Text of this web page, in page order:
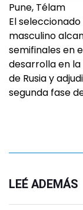
Pune, Télam
El
masculino
semifinales en
desarrolla en
de Rusia y
segunda fase
LEÉ ADEMÁS